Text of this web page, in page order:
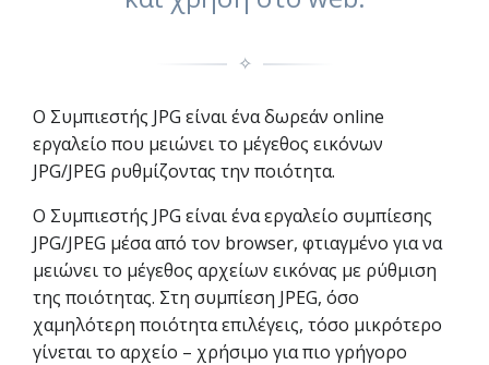
✧
Ο Συμπιεστής JPG είναι ένα δωρεάν online
εργαλείο που μειώνει το μέγεθος εικόνων
JPG/JPEG ρυθμίζοντας την ποιότητα.
Ο Συμπιεστής JPG είναι ένα εργαλείο συμπίεσης
JPG/JPEG μέσα από τον browser, φτιαγμένο για να
μειώνει το μέγεθος αρχείων εικόνας με ρύθμιση
της ποιότητας. Στη συμπίεση JPEG, όσο
χαμηλότερη ποιότητα επιλέγεις, τόσο μικρότερο
γίνεται το αρχείο – χρήσιμο για πιο γρήγορο